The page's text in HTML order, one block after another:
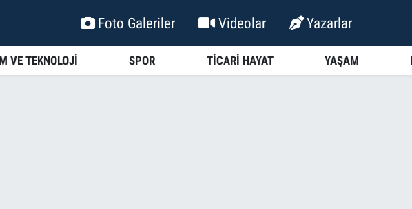
Foto Galeriler Videolar Yazarlar
VE TEKNOLOJİ SPOR TİCARİ HAYAT YAŞAM